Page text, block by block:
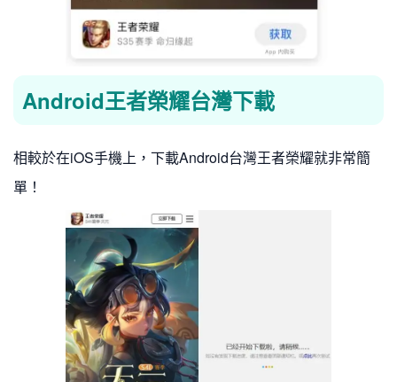
Android王者榮耀台灣下載
相較於在iOS手機上，下載Android台灣王者榮耀就非常簡
單！